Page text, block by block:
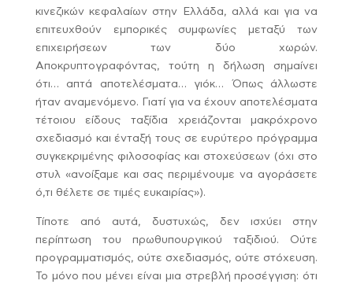
κινεζικών κεφαλαίων στην Ελλάδα, αλλά και για να
επιτευχθούν εμπορικές συμφωνίες μεταξύ των
επιχειρήσεων των δύο χωρών.
Αποκρυπτογραφόντας, τούτη η δήλωση σημαίνει
ότι… απτά αποτελέσματα… γιόκ… Όπως άλλωστε
ήταν αναμενόμενο. Γιατί για να έχουν αποτελέσματα
τέτοιου είδους ταξίδια χρειάζονται μακρόχρονο
σχεδιασμό και ένταξή τους σε ευρύτερο πρόγραμμα
συγκεκριμένης φιλοσοφίας και στοχεύσεων (όχι στο
στυλ «ανοίξαμε και σας περιμένουμε να αγοράσετε
ό,τι θέλετε σε τιμές ευκαιρίας»).
Τίποτε από αυτά, δυστυχώς, δεν ισχύει στην
περίπτωση του πρωθυπουργικού ταξιδιού. Ούτε
προγραμματισμός, ούτε σχεδιασμός, ούτε στόχευση.
Το μόνο που μένει είναι μια στρεβλή προσέγγιση: ότι